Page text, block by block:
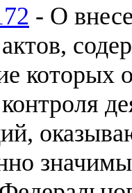
- О
которых